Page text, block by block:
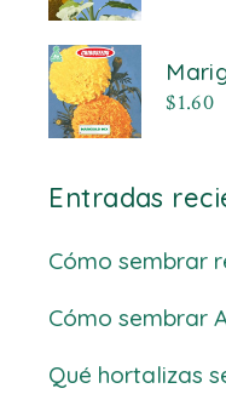
$1.60
Entradas
Cómo sembrar
Cómo sembrar
Qué hortalizas